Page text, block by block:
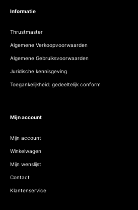
Informatie
Thrustmaster
Algemene Verkoopvoorwaarden
Algemene Gebruiksvoorwaarden
Juridische kennisgeving
Toegankelijkheid: gedeeltelijk conform
Mijn account
Mijn account
Winkelwagen
Mijn wenslijst
Contact
Klantenservice